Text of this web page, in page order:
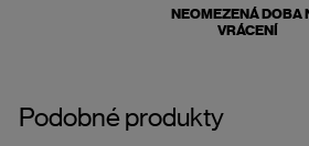
NEOMEZENÁ DOBA
VRÁCENÍ
Podobné produkty